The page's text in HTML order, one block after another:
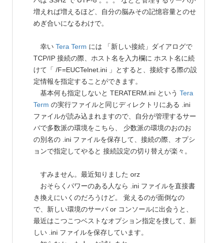
増えれば増えるほど、自分の脳みその記憶容量とのせ
めぎ合いになるわけで。
幸い Tera Term には 「新しい接続」ダイアログで
TCP/IP 接続の際、ホスト名を入力欄に ホスト名に続
けて「 /F=EUCTelnet.ini 」とすると、接続する際の設
定情報を指定することができます。
基本何も指定しないと TERATERM.ini という Tera
Term の実行ファイルと同じディレクトリにある .ini
ファイルが読み込まれますので、自分が管理するサー
バで多数派の環境をこちら、 少数派の環境のおのお
の別名の .ini ファイルを保存して、接続の際、オプシ
ョンで指定してやると 接続設定の切り替えが楽々。
すみません。最近知りました orz
おそらくパワーのある人なら .ini ファイルを直接書
き換えにいくのだろうけど。 覚えるのが面倒なの
で、新しい環境のサーバ or コンソールに出会うと、
最近はこつこつベストなオプション指定を捜して、新
しい .ini ファイルを保存しています。